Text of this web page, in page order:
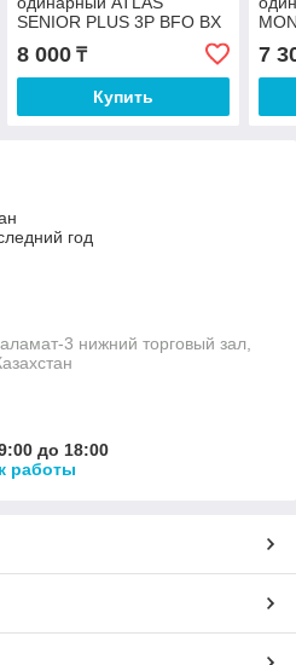
SENIOR PLUS 3P BFO BX
8 000₸
Купить
7
год
3 нижний торговый зал,
до 18:00
работы